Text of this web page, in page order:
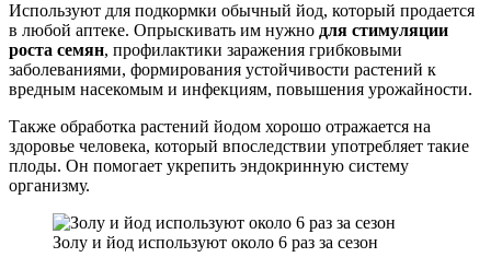
Используют для подкормки обычный йод, который продается
в любой аптеке. Опрыскивать им нужно для стимуляции
роста семян, профилактики заражения грибковыми
заболеваниями, формирования устойчивости растений к
вредным насекомым и инфекциям, повышения урожайности.
Также обработка растений йодом хорошо отражается на
здоровье человека, который впоследствии употребляет такие
плоды. Он помогает укрепить эндокринную систему
организму.
Золу и йод используют около 6 раз за сезон